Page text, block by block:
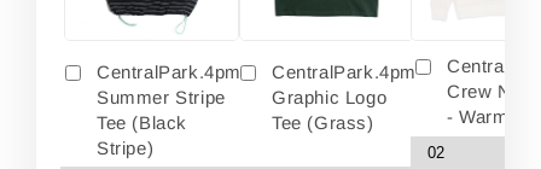
CentralPark.4pm
Summer Stripe
Tee (Black
Stripe)
CentralPark.4pm
Graphic Logo
Tee (Grass)
Crew
- Warm